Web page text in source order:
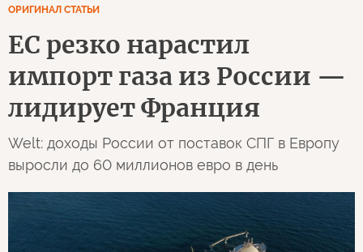
ОРИГИНАЛ СТАТЬИ
ЕС резко нарастил
импорт газа из России —
лидирует Франция
Welt: доходы России от поставок СПГ в Европу
выросли до 60 миллионов евро в день